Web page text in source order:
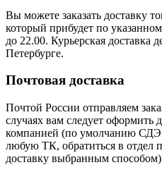
Вы можете заказать доставку
который прибудет по
до 22.00. Курьерская доставка
Петербурге.
Почтовая доставка
Почтой России отправляем
случаях вам следует оформить
компанией (по умолчанию
любую ТК, обратиться в
доставку выбранным